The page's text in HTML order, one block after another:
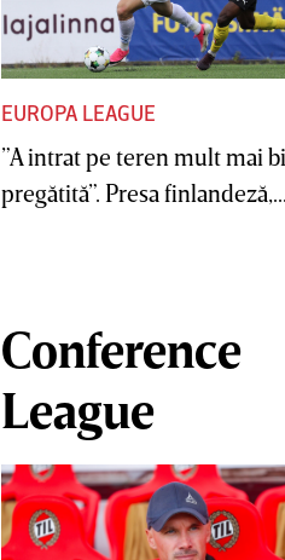
EUROPA LEAGUE
”A intrat pe teren mult mai
pregătită”. Presa
Conference
League